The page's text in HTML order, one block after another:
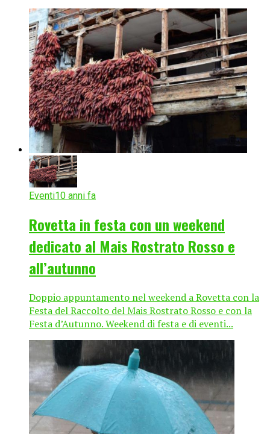
Eventi10 anni fa
Rovetta in festa con un weekend
dedicato al Mais Rostrato Rosso e
all’autunno
Doppio appuntamento nel weekend a Rovetta con la
Festa del Raccolto del Mais Rostrato Rosso e con la
Festa d’Autunno. Weekend di festa e di eventi...